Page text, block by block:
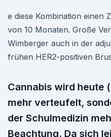
e diese Kombination einen
von 10 Monaten. Große
Wimberger auch in der
frühen HER2-positiven
Cannabis wird heute
mehr verteufelt,
der Schulmedizin
Beachtung. Da sich